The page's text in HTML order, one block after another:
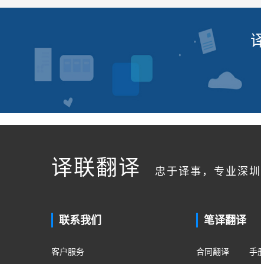
译联翻译 忠于译事，专业深
联系我们
客户服务
笔译翻译
合同翻译 手